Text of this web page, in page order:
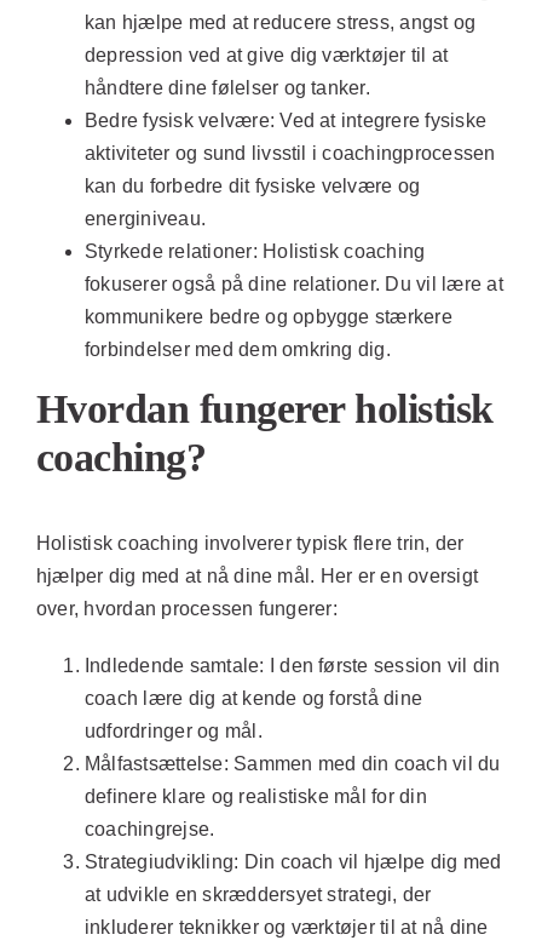
kan hjælpe med at reducere stress, angst og
depression ved at give dig værktøjer til at
håndtere dine følelser og tanker.
Bedre fysisk velvære: Ved at integrere fysiske
aktiviteter og sund livsstil i coachingprocessen
kan du forbedre dit fysiske velvære og
energiniveau.
Styrkede relationer: Holistisk coaching
fokuserer også på dine relationer. Du vil lære at
kommunikere bedre og opbygge stærkere
forbindelser med dem omkring dig.
Hvordan fungerer holistisk
coaching?
Holistisk coaching involverer typisk flere trin, der
hjælper dig med at nå dine mål. Her er en oversigt
over, hvordan processen fungerer:
Indledende samtale: I den første session vil din
coach lære dig at kende og forstå dine
udfordringer og mål.
Målfastsættelse: Sammen med din coach vil du
definere klare og realistiske mål for din
coachingrejse.
Strategiudvikling: Din coach vil hjælpe dig med
at udvikle en skræddersyet strategi, der
inkluderer teknikker og værktøjer til at nå dine